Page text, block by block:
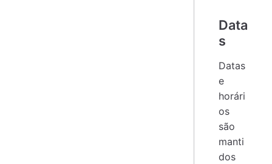
Data
s
Datas
e
horári
os
são
manti
dos